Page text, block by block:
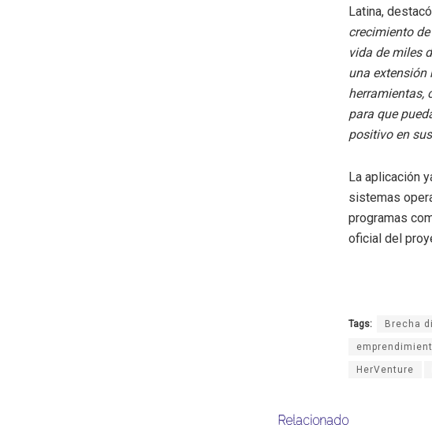
Latina,
crecimiento de
vida de miles
una extensión
herramientas,
para que
positivo en
La aplicación
sistemas
programas
oficial del
Tags: Brecha
HerVenture
Relacionado